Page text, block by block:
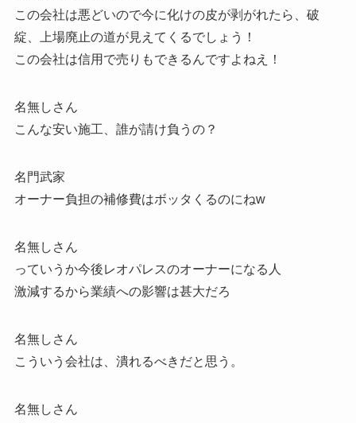
この会社は悪どいので今に化けの皮が剥がれたら、破
綻、上場廃止の道が見えてくるでしょう！
この会社は信用で売りもできるんですよねえ！
名無しさん
こんな安い施工、誰が請け負うの？
名門武家
オーナー負担の補修費はボッタくるのにねw
名無しさん
っていうか今後レオパレスのオーナーになる人
激減するから業績への影響は甚大だろ
名無しさん
こういう会社は、潰れるべきだと思う。
名無しさん